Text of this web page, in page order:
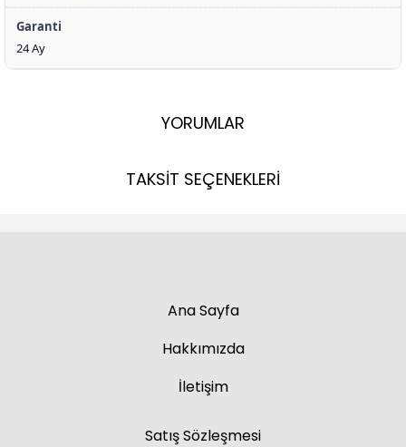
Garanti
24 Ay
YORUMLAR
TAKSİT SEÇENEKLERİ
Ana Sayfa
Hakkımızda
İletişim
Satış Sözleşmesi